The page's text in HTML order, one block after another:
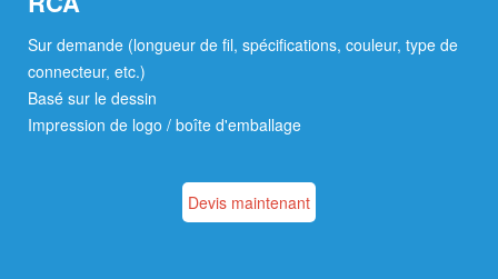
Sur demande (longueur de fil, spécifications, couleur, type de
connecteur, etc.)
Basé sur le dessin
Impression de logo / boîte d'emballage
Devis maintenant